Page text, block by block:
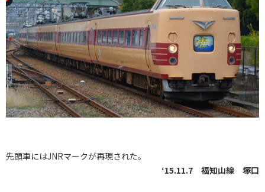
先頭車にはJNRマークが再現された。
‘15.11.7 福知山線 塚口